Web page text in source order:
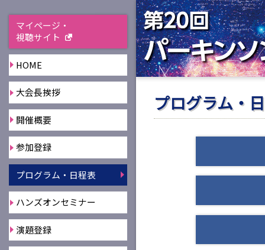
マイページ・
視聴サイト
HOME
大会長挨拶
開催概要
参加登録
プログラム・日程表
ハンズオンセミナー
演題登録
プログラム・